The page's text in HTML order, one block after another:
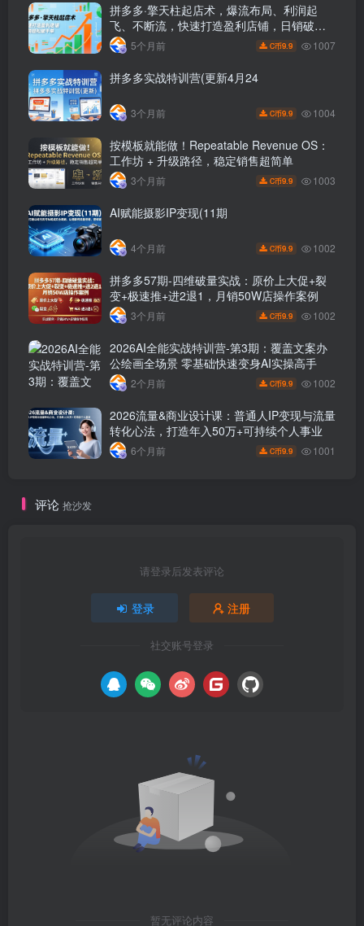
拼多多·擎天柱起店术，爆流布局、利润起
飞、不断流，快速打造盈利店铺，日销破千
单(更新5个月前 C币9.9 1007
拼多多实战特训营(更新4月24
3个月前 C币9.9 1004
按模板就能做！Repeatable Revenue OS：
工作坊 + 升级路径，稳定销售超简单
3个月前 C币9.9 1003
AI赋能摄影IP变现(11期
4个月前 C币9.9 1002
拼多多57期-四维破量实战：原价上大促+裂
变+极速推+进2退1，月销50W店操作案例
3个月前 C币9.9 1002
2026AI全能实战特训营-第3期：覆盖文案办
公绘画全场景 零基础快速变身AI实操高手
2个月前 C币9.9 1002
2026流量&商业设计课：普通人IP变现与流量
转化心法，打造年入50万+可持续个人事业
6个月前 C币9.9 1001
评论 抢沙发
请登录后发表评论
登录 注册
社交账号登录
暂无评论内容